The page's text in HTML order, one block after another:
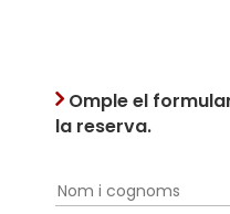
Omple el
la reserva.